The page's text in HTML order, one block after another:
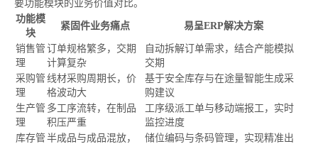
要功能模块的业务价值对比。
功能模
块
紧固件业务痛点 易呈ERP解决方案
销售管
理
订单规格繁多，交期
计算复杂
自动拆解订单需求，结合产能模拟
交期
采购管
理
线材采购周期长，价
格波动大
基于安全库存与在途量智能生成采
购建议
生产管
理
多工序流转，在制品
积压严重
工序级派工单与移动端报工，实时
监控进度
库存管 半成品与成品混放，
储位编码与条码管理，实现精准出